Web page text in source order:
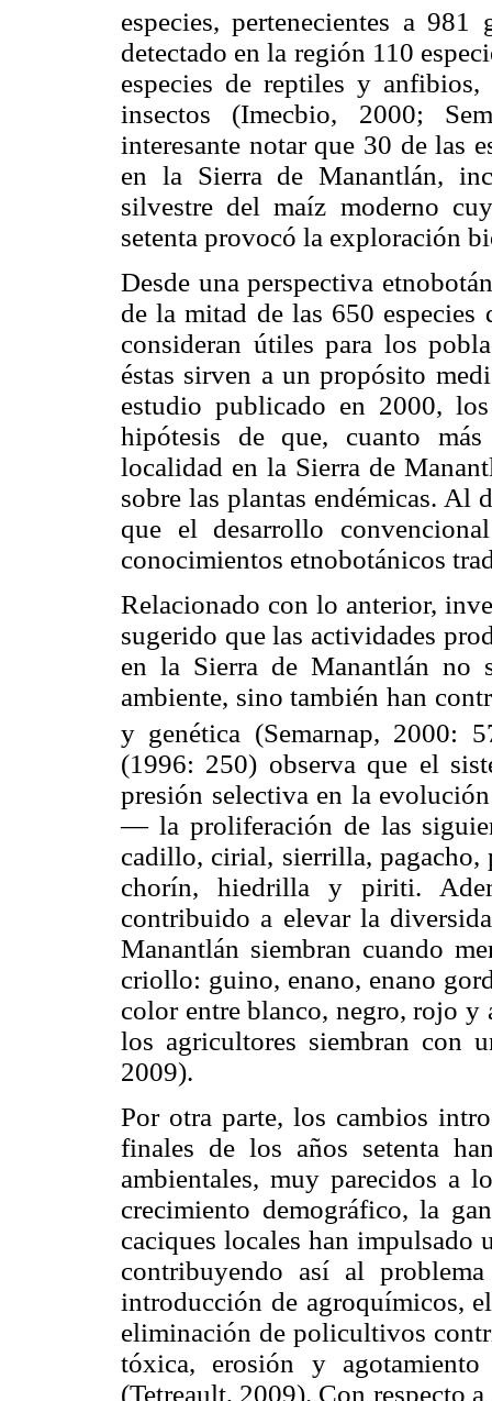
especies, pertenecientes a
detectado en la región 110
especies de reptiles y
insectos (Imecbio, 2000;
interesante notar que 30 de las
en la Sierra de Manantlán,
silvestre del maíz moderno
setenta provocó la exploración
Desde una perspectiva
de la mitad de las 650 especies
consideran útiles para los
éstas sirven a un propósito
estudio publicado en 2000,
hipótesis de que, cuanto más
localidad en la Sierra de
sobre las plantas endémicas. Al
que el desarrollo
conocimientos etnobotánicos
Relacionado con lo anterior,
sugerido que las actividades
en la Sierra de Manantlán no
ambiente, sino también han
y genética (Semarnap, 2000:
(1996: 250) observa que el
presión selectiva en la
— la proliferación de las
cadillo, cirial, sierrilla,
chorín, hiedrilla y piriti.
contribuido a elevar la
Manantlán siembran cuando
criollo: guino, enano, enano
color entre blanco, negro, rojo
los agricultores siembran con
2009).
Por otra parte, los cambios
finales de los años setenta
ambientales, muy parecidos a
crecimiento demográfico, la
caciques locales han impulsado
contribuyendo así al
introducción de agroquímicos,
eliminación de policultivos
tóxica, erosión y
(Tetreault, 2009). Con respecto